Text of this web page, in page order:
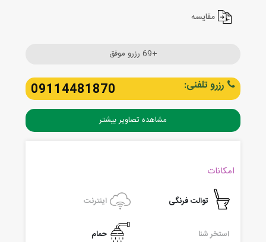
مقایسه
+69 رزرو موفق
رزرو تلفنی: 09114481870
مشاهده تصاویر بیشتر
امکانات
توالت فرنگی اینترنت
استخر شنا حمام